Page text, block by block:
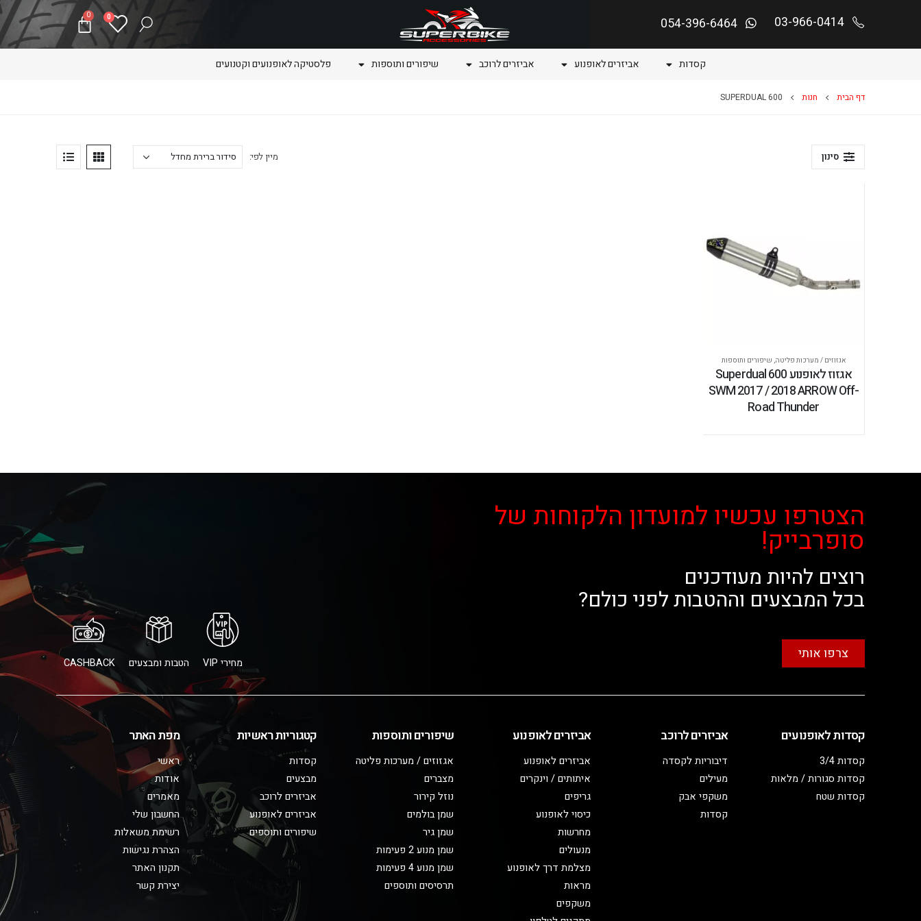
03-966-0414
054-396-6464
0
0
קסדות אביזרים לאופנוע אביזרים לרוכב שיפורים ותוספות פלסטיקה לאופנועים וקטנועים
דף הבית חנות SUPERDUAL 600
סינון מיין לפי:
אגזוזים / מערכות פליטה, שיפורים ותוספות
אגזוז לאופנוע Superdual 600
SWM 2017 / 2018 ARROW Off-
Road Thunder
הצטרפו עכשיו למועדון הלקוחות של
סופרבייק!
רוצים להיות מעודכנים
בכל המבצעים וההטבות לפני כולם?
צרפו אותי
מחירי VIP הטבות ומבצעים CASHBACK
קסדות לאופנועים
קסדות 3/4
קסדות סגורות / מלאות
קסדות שטח
אביזרים לרוכב
דיבוריות לקסדה
מעילים
משקפי אבק
קסדות
אביזרים לאופנוע
אביזרים לאופנוע
איתותים / וינקרים
גריפים
כיסוי לאופנוע
מחרשות
מנעולים
מצלמת דרך לאופנוע
מראות
משקפים
שיפורים ותוספות
אגזוזים / מערכות פליטה
מצברים
נוזל קירור
שמן בולמים
שמן גיר
שמן מנוע 2 פעימות
שמן מנוע 4 פעימות
תרסיסים ותוספים
קטגוריות ראשיות
קסדות
מבצעים
אביזרים לרוכב
אביזרים לאופנוע
שיפורים ותוספים
מפת האתר
ראשי
אודות
מאמרים
החשבון שלי
רשימת משאלות
הצהרת נגישות
תקנון האתר
יצירת קשר